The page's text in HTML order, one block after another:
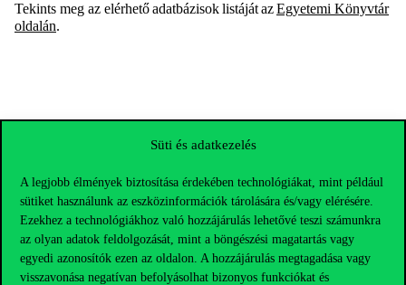
Süti és adatkezelés
A legjobb élmények biztosítása érdekében technológiákat, mint például
sütiket használunk az eszközinformációk tárolására és/vagy elérésére.
Ezekhez a technológiákhoz való hozzájárulás lehetővé teszi számunkra
az olyan adatok feldolgozását, mint a böngészési magatartás vagy
egyedi azonosítók ezen az oldalon. A hozzájárulás megtagadása vagy
visszavonása negatívan befolyásolhat bizonyos funkciókat és
Tekints meg az elérhető adatbázisok listáját azEgyetemi Könyvtár
oldalán.